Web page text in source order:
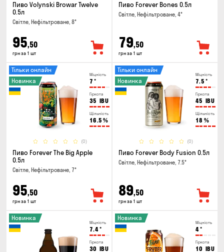
Пиво Volynski Browar Twelve
0.5л
Світле, Нефільтроване, 8°
95,50
грн за 1 шт
Пиво Forever Bones 0.5л
Світле, Нефільтроване, 4°
79,50
грн за 1 шт
Міцність
7 °
Гіркота
35 IBU
Щільність
16.5 %
(0)
Тільки онлайн
Новинка
Пиво Forever The Big Apple
0.5л
Світле, Нефільтроване, 7°
95,50
грн за 1 шт
Міцність
7.5 °
Гіркота
45 IBU
Щільність
18 %
(0)
Тільки онлайн
Новинка
Пиво Forever Body Fusion 0.5л
Світле, Нефільтроване, 7.5°
89,50
грн за 1 шт
Міцність
7.4°
Гіркота
30 IBU
Новинка
Міцність
4°
Гіркота
10 IBU
Новинка